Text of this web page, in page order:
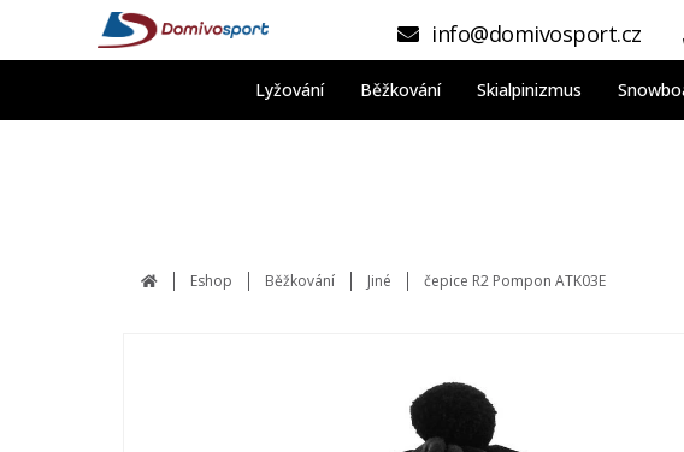
info@domivosport.cz
Lyžování Běžkování Skialpinizmus
Eshop Běžkování Jiné čepice R2 Pompon ATK03E